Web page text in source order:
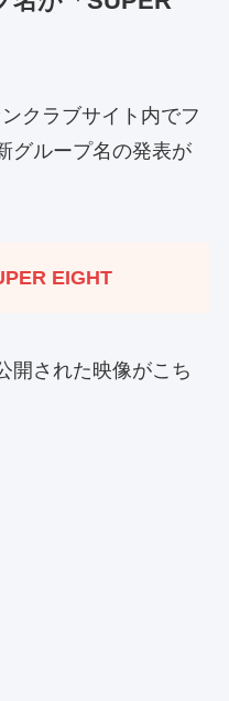
クラブサイト内でフ
グループ名の発表が
EIGHT
開された映像がこち